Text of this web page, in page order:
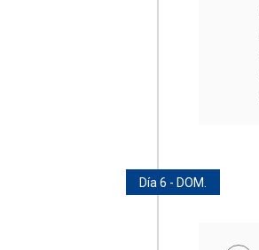
Día 6 - DOM.